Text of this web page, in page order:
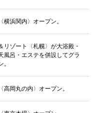
横浜関内〉オープン。
リゾート〈札幌〉が大浴殿・
風呂・エステを併設してグラ
。
高岡丸の内〉オープン。